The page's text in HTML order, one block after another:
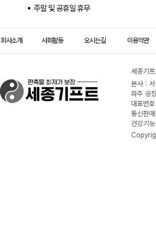
주말 및 공휴일 휴무
회사소개 사회활동 오시는길 이용약관
세종기
본사 :
파주 공
대표번
통신판
건강기